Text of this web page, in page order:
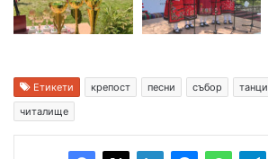
Етикети крепост песни събор танци
читалище